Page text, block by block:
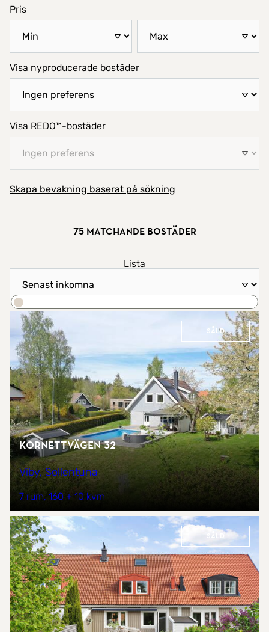
Pris
Visa nyproducerade bostäder
Visa REDO™-bostäder
Skapa bevakning baserat på sökning
Lista
75 matchande bostäder
Sortera efter
Sök
Såld
Kornettvägen 32
Viby, Sollentuna
7 rum 160 + 10 kvm
Såld